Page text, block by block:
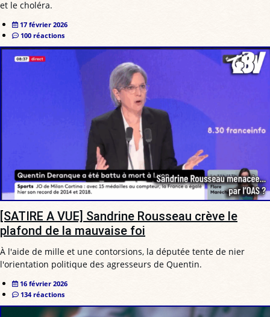
et le choléra.
17 février 2026
100 réactions
[SATIRE A VUE] Sandrine Rousseau crève le
plafond de la mauvaise foi
À l'aide de mille et une contorsions, la députée tente de nier
l'orientation politique des agresseurs de Quentin.
16 février 2026
134 réactions